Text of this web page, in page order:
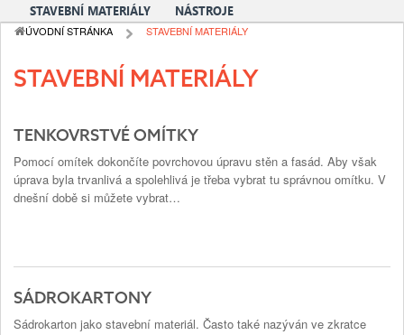
STAVEBNÍ MATERIÁLY
NÁSTROJE
ÚVODNÍ STRÁNKA STAVEBNÍ MATERIÁLY
STAVEBNÍ MATERIÁLY
TENKOVRSTVÉ OMÍTKY
Pomocí omítek dokončíte povrchovou úpravu stěn a fasád. Aby však
úprava byla trvanlivá a spolehlivá je třeba vybrat tu správnou omítku. V
dnešní době si můžete vybrat…
SÁDROKARTONY
Sádrokarton jako stavební materiál. Často také nazýván ve zkratce